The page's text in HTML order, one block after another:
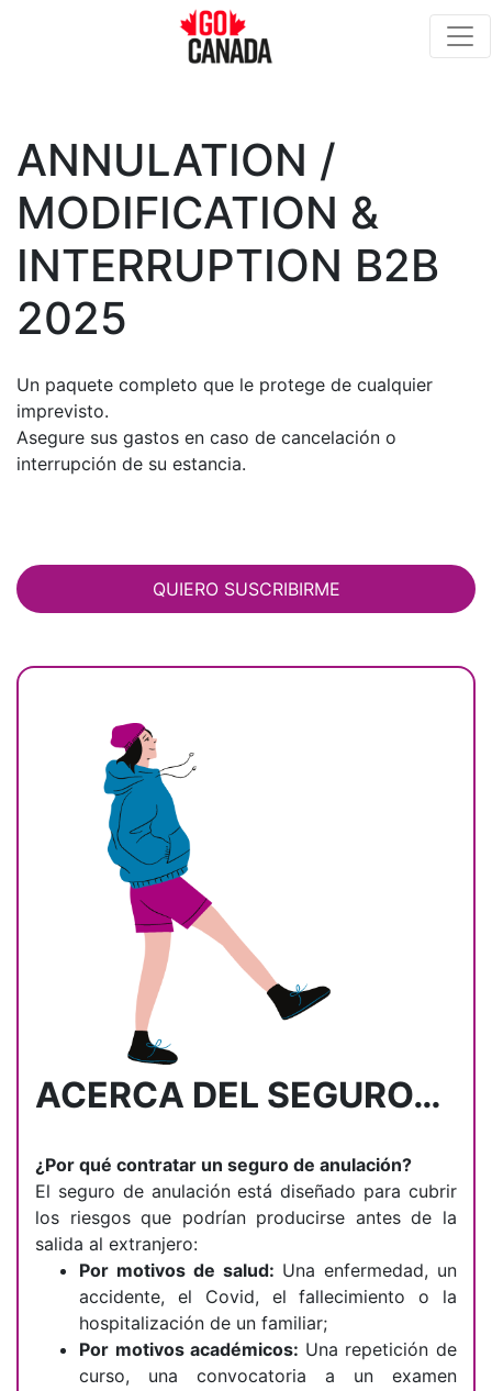
ANNULATION /
MODIFICATION &
INTERRUPTION B2B
2025
Un paquete completo que le protege de cualquier
imprevisto.
Asegure sus gastos en caso de cancelación o
interrupción de su estancia.
QUIERO SUSCRIBIRME
ACERCA DEL SEGURO…
¿Por qué contratar un seguro de anulación?
El seguro de anulación está diseñado para cubrir
los riesgos que podrían producirse antes de la
salida al extranjero:
Por motivos de salud: Una enfermedad, un
accidente, el Covid, el fallecimiento o la
hospitalización de un familiar;
Por motivos académicos: Una repetición de
curso, una convocatoria a un examen